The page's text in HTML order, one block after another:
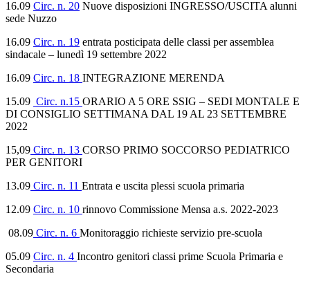
16.09 Circ. n. 20 Nuove disposizioni INGRESSO/USCITA alunni
sede Nuzzo
16.09 Circ. n. 19 entrata posticipata delle classi per assemblea
sindacale – lunedì 19 settembre 2022
16.09 Circ. n. 18 INTEGRAZIONE MERENDA
15.09 Circ. n.15 ORARIO A 5 ORE SSIG – SEDI MONTALE E
DI CONSIGLIO SETTIMANA DAL 19 AL 23 SETTEMBRE
2022
15,09 Circ. n. 13 CORSO PRIMO SOCCORSO PEDIATRICO
PER GENITORI
13.09 Circ. n. 11 Entrata e uscita plessi scuola primaria
12.09 Circ. n. 10 rinnovo Commissione Mensa a.s. 2022-2023
08.09 Circ. n. 6 Monitoraggio richieste servizio pre-scuola
05.09 Circ. n. 4 Incontro genitori classi prime Scuola Primaria e
Secondaria